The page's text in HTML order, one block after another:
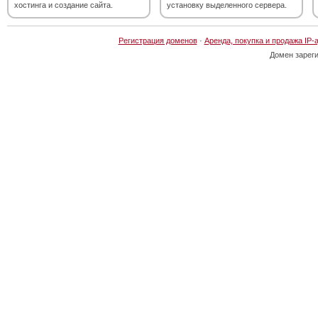
хостинга и создание сайта.
установку выделенного сервера.
Регистрация доменов· Аренда, покупка и продажа IP-
Домен